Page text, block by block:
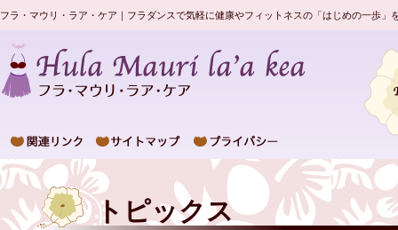
フラ・マウリ・ラア・ケア｜フラダンスで気軽に健康やフィットネスの「はじめの一歩
トピックス